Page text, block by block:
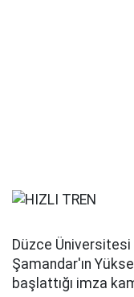
Düzce Üniversitesi
Şamandar'ın
başlattığı imza